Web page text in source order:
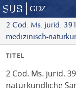
GDZ
2 Cod. Ms. jurid.
medizinisch-
I
f
o
TITEL
2 Cod. Ms. jurid.
naturkundliche